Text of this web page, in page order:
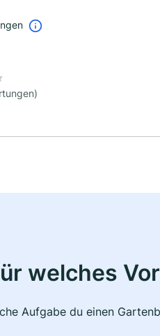
welches
Aufgabe du einen